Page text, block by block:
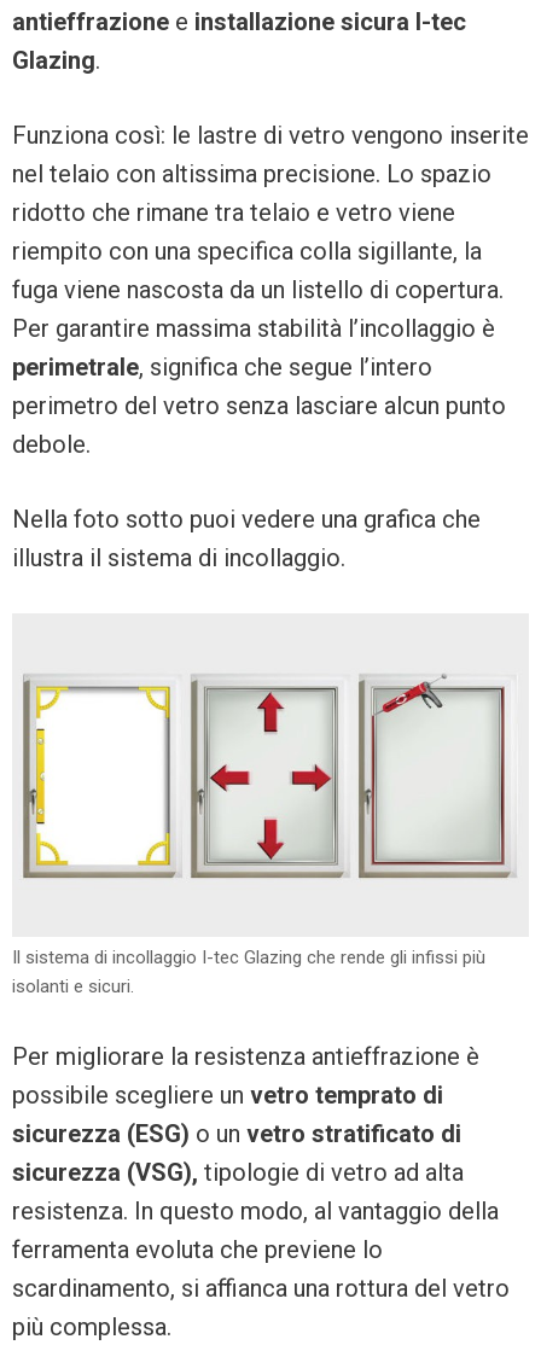
antieffrazione e installazione sicura I-tec
Glazing.
Funziona così: le lastre di vetro vengono inserite
nel telaio con altissima precisione. Lo spazio
ridotto che rimane tra telaio e vetro viene
riempito con una specifica colla sigillante, la
fuga viene nascosta da un listello di copertura.
Per garantire massima stabilità l’incollaggio è
perimetrale, significa che segue l’intero
perimetro del vetro senza lasciare alcun punto
debole.
Nella foto sotto puoi vedere una grafica che
illustra il sistema di incollaggio.
Il sistema di incollaggio I-tec Glazing che rende gli infissi più
isolanti e sicuri.
Per migliorare la resistenza antieffrazione è
possibile scegliere un vetro temprato di
sicurezza (ESG) o un vetro stratificato di
sicurezza (VSG), tipologie di vetro ad alta
resistenza. In questo modo, al vantaggio della
ferramenta evoluta che previene lo
scardinamento, si affianca una rottura del vetro
più complessa.